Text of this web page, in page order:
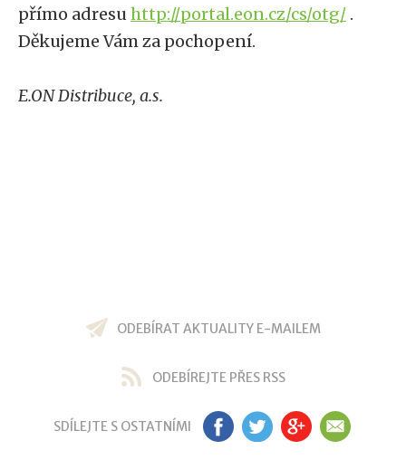
přímo adresuhttp://portal.eon.cz/cs/otg/ .
Děkujeme Vám za pochopení.
E.ON Distribuce, a.s.
ODEBÍRAT AKTUALITY E-MAILEM
ODEBÍREJTE PŘES RSS
SDÍLEJTE S OSTATNÍMI FB TW GP EM